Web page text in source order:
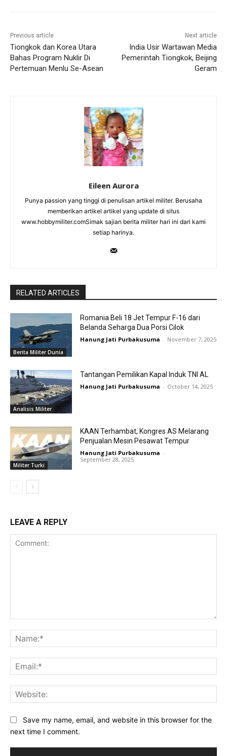
Previous article
Tiongkok dan Korea Utara
Bahas Program Nuklir Di
Pertemuan Menlu Se-Asean
Next article
India Usir Wartawan Media
Pemerintah Tiongkok, Beijing
Geram
Eileen Aurora
Punya passion yang tinggi di penulisan artikel militer. Berusaha
memberikan artikel artikel yang update di situs
www.hobbymiliter.comSimak sajian berita militer hari ini dari kami
setiap harinya.
RELATED ARTICLES
Berita Militer Dunia
Romania Beli 18 Jet Tempur F-16 dari
Belanda Seharga Dua Porsi Cilok
Hanung Jati Purbakusuma - November 7, 2025
Analisis Militer
Tantangan Pemilikan Kapal Induk TNI AL
Hanung Jati Purbakusuma - October 14, 2025
Militer Turki
KAAN Terhambat, Kongres AS Melarang
Penjualan Mesin Pesawat Tempur
Hanung Jati Purbakusuma -
September 28, 2025
LEAVE A REPLY
Save my name, email, and website in this browser for the
next time I comment.